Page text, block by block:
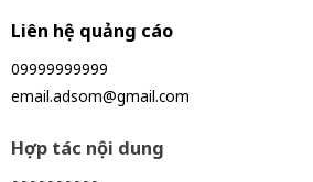
Liên hệ quảng cáo
09999999999
email.adsom@gmail.com
Hợp tác nội dung